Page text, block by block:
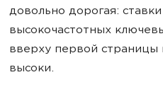
довольно дорогая:
высокочастотных
вверху первой страницы
высоки.